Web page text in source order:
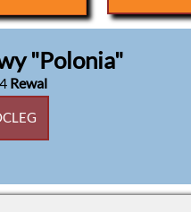
"Polonia"
Rewal